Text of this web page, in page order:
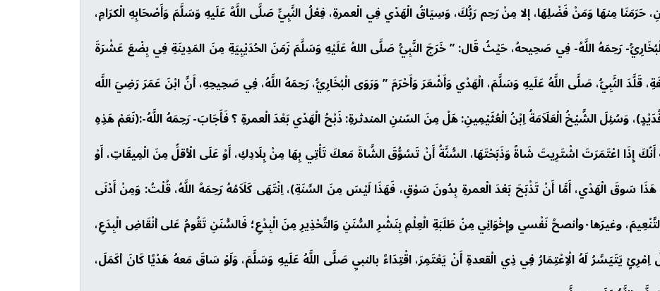
حَرَمَنَا مِنهَا وَمَنْ فَضْلِهَا، إلا مِنْ رَحِم رَبُّكَ، وَسِيَاقُ الْهَدْي فِي الْعمرةِ، فِعْلُ النَّبِيِّ صَلَّى اللَّهُ عَلَيهِ وَسَلَّمَ وَأَصْحَابِهِ الْكرَامِ،
رَحِمَهُ اللَّهُ- فِي صَحِيحهُ، حَيْثُ قَال: ” خَرَجَ النَّبِيُّ صَلَّى اللهُ عَلَيْهِ وَسَلَّمَ زَمَنَ الحُدَيْبِيَةِ مِنَ المَدِينَةِ فِي بِضْعَ عَشْرَةَ
قَلَّدَ النَّبِيُّ، صَلَّى اللَّهُ عَلَيهِ وَسَلَّمَ، الْهَدْي وَأَشْعَرَ وَأَحْرَمَ ” وَرَوَى الْبُخَارِيُّ، رَحِمَهُ اللَّهُ، فِي صَحِيحِهِ، أَنَّ ابْنَ عَمَرَ رَضِيَ اللَّه
وَسُئِلَ الشَّيْخُ الْعَلَاَمَةُ اِبْنُ الْعُثَيْمِينِ: هَلْ مِنَ السّننِ المندثرةِ: ذَبْحُ الْهَدْي بَعْدَ الْعمرةِ ؟ فَأَجَابَ- رَحِمَهُ اللَّهُ-:(نَعَمْ هَذِهِ
إِذَا اعْتَمَرَتَ اشْتَرِيتَ شَاةً وَذَبَحْتَهَا، السُّنَّةُ أَنْ تَسُوُّقَ الشَّاةَ مَعكَ تَأْتِي بِهَا مِنْ بِلَادِكِ، أَوْ عَلَى الْأقلِّ مِنَ الْمِيقَاتِ، أَوْ
سَوقَ الْهَدْي، أَمَّا أَنْ تَذْبَحَ بَعْدَ الْعمرةِ بِدُونَ سَوْقٍ، فَهَذَا لَيْسَ مِنَ السَّنَةِ)، اِنْتَهَى كَلَاَمُهُ رَحِمَهُ اللَّهُ، قُلْتُ: وَمِنْ أَدْنَى
الْحِلِّ، يَشْمَلُ جُزْءًا مِنَ الشَّرَائِعِ، وَعَرَفَةَ، وَالتَّنْعِيمَ، وغيرَها٠وأنصحُ نَفْسي وإِخْوَانِي مِنْ طَلَبَةِ الْعِلْمِ بِنَشْرِ السُّنَنِ وَالتَّحْذِيرِ مِنَ الْبِدْعِ؛ فَالسُّنَنِ تَقُومُ عَلى أنْقَاضِ الْبِدَعِ،
يَتَيَسَّرُ لَهُ الْاِعْتِمَارُ فِي ذِي الْقعدةِ أَنْ يَعْتَمِرَ، اقْتِدَاءً بالنبيِ صَلَّى اللَّهُ عَلَيهِ وَسَلَّمَ، وَلَوْ سَاقَ مَعهُ هَدْيًا كَانَ أكَمَلَ،